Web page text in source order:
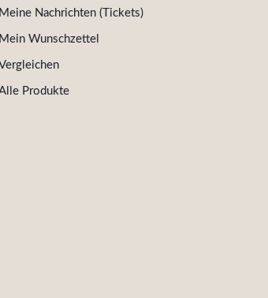
Meine Nachrichten (Tickets)
Mein Wunschzettel
Produkte